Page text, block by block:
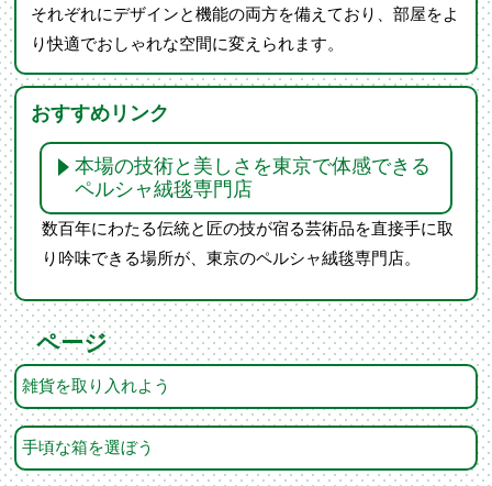
それぞれにデザインと機能の両方を備えており、部屋をよ
り快適でおしゃれな空間に変えられます。
おすすめリンク
本場の技術と美しさを東京で体感できる
ペルシャ絨毯専門店
数百年にわたる伝統と匠の技が宿る芸術品を直接手に取
り吟味できる場所が、東京のペルシャ絨毯専門店。
ページ
雑貨を取り入れよう
手頃な箱を選ぼう